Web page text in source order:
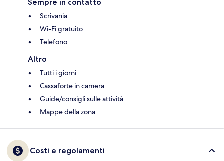
Sempre in contatto
Scrivania
Wi-Fi gratuito
Telefono
Altro
Tutti i giorni
Cassaforte in camera
Guide/consigli sulle attività
Mappe della zona
Costi e regolamenti